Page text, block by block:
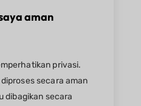
aman
privasi.
secara aman
dibagikan secara